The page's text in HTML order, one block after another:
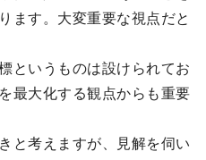
ます。大変重要な視点だと
というものは設けられてお
最大化する観点からも重要
と考えますが、見解を伺い